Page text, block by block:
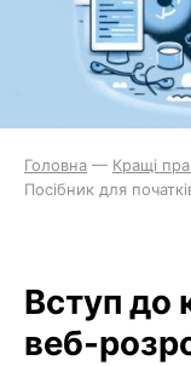
Головна — Кращі
Посібник для
Вступ до
веб-